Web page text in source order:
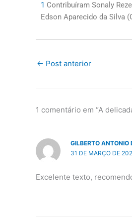
1 Contribuíram Sonaly
Edson Aparecido da Silva
← Post anterior
1 comentário em “A
GILBERTO ANTONIO
31 DE MARÇO DE
Excelente texto,